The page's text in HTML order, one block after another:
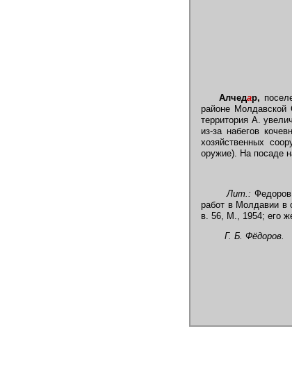
Алчедар,
районе
территория А.
из-за набегов
хозяйственных
оружие). На посаде
Лит.:
работ в Молдавии в
в. 56, М., 1954; его
Г. Б. Фёдоров.